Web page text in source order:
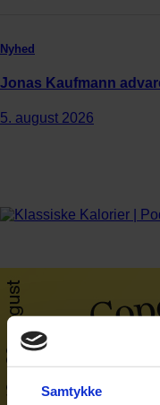
Samtykke
Nyhed
Jonas Kaufmann
5. august 2026